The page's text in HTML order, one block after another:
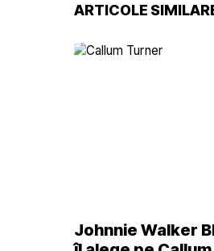
ARTICOLE
Johnnie Walker